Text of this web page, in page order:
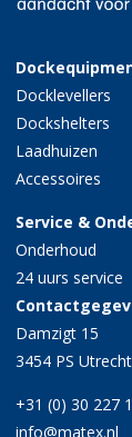
Docklevellers
Dockshelters
Laadhuizen
Accessoires
Service &
Onderhoud
24 uurs service
Damzigt 15
3454 PS Utrecht
+31 (0) 30 227
info@matex.nl